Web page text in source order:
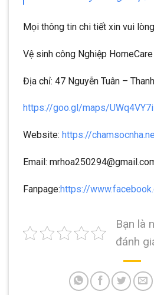
Mọi thông tin chi tiết xin vui
Vệ sinh công Nghiệp HomeCare
Địa chỉ: 47 Nguyễn Tuân –
https://goo.gl/maps/
Website: https://
Email:
Fanpage:https://
Bạn là
đánh